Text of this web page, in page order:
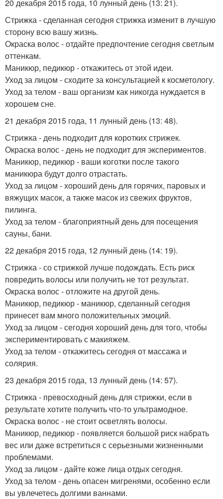
20 декабря 2015 года, 10 лунный день (13: 21).
Стрижка - сделанная сегодня стрижка изменит в лучшую
сторону всю вашу жизнь.
Окраска волос - отдайте предпочтение сегодня светлым
оттенкам.
Маникюр, педикюр - откажитесь от этой идеи.
Уход за лицом - сходите за консультацией к косметологу.
Уход за телом - ваш организм как никогда нуждается в
хорошем сне.
21 декабря 2015 года, 11 лунный день (13: 48).
Стрижка - день подходит для коротких стрижек.
Окраска волос - день не подходит для экспериментов.
Маникюр, педикюр - ваши коготки после такого
маникюра будут долго отрастать.
Уход за лицом - хороший день для горячих, паровых и
вяжущих масок, а также масок из свежих фруктов,
пилинга.
Уход за телом - благоприятный день для посещения
сауны, бани.
22 декабря 2015 года, 12 лунный день (14: 19).
Стрижка - со стрижкой лучше подождать. Есть риск
повредить волосы или получить не тот результат.
Окраска волос - отложите на другой день.
Маникюр, педикюр - маникюр, сделанный сегодня
принесет вам много положительных эмоций.
Уход за лицом - сегодня хороший день для того, чтобы
экспериментировать с макияжем.
Уход за телом - откажитесь сегодня от массажа и
солярия.
23 декабря 2015 года, 13 лунный день (14: 57).
Стрижка - превосходный день для стрижки, если в
результате хотите получить что-то ультрамодное.
Окраска волос - не стоит осветлять волосы.
Маникюр, педикюр - появляется большой риск набрать
вес или даже встретиться с серьезными жизненными
проблемами.
Уход за лицом - дайте коже лица отдых сегодня.
Уход за телом - день опасен мигренями, особенно если
вы увлечетесь долгими ваннами.